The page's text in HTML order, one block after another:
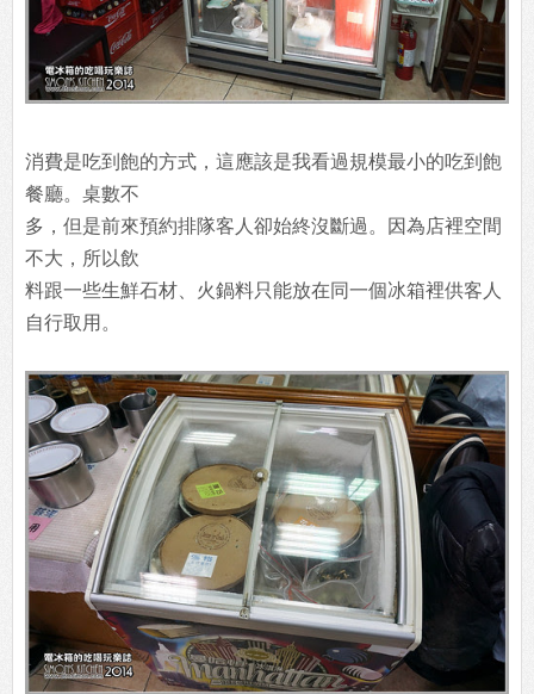
消費是吃到飽的方式，這應該是我看過規模最小的吃到飽
餐廳。桌數不
多，但是前來預約排隊客人卻始終沒斷過。因為店裡空間
不大，所以飲
料跟一些生鮮石材、火鍋料只能放在同一個冰箱裡供客人
自行取用。